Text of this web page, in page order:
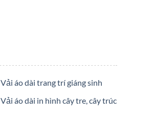
Vải áo dài trang trí giáng sinh
Vải áo dài in hình cây tre, cây trúc